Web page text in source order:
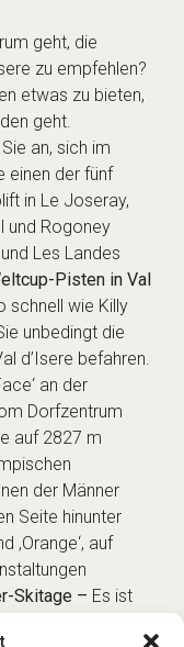
geht, die
zu empfehlen?
etwas zu bieten,
geht.
an, sich im
einen der fünf
in Le Joseray,
und Rogoney
Les Landes
Pisten in Val
schnell wie Killy
unbedingt die
d’Isere befahren.
an der
Dorfzentrum
auf 2827 m
der Männer
Seite hinunter
‚Orange‘, auf
Skitage – Es ist